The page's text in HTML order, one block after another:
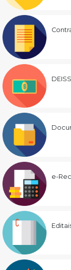
DEISS
e-